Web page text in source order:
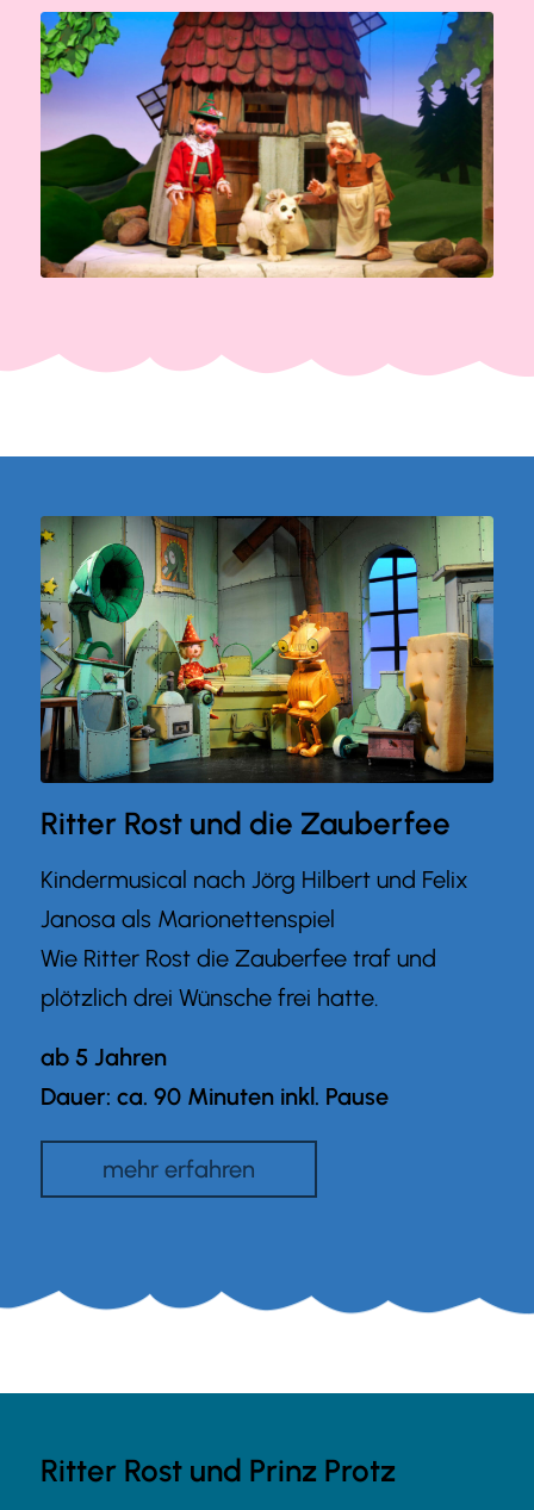
Ritter Rost und die Zauberfee
Kindermusical nach Jörg Hilbert und Felix
Janosa als Marionettenspiel
Wie Ritter Rost die Zauberfee traf und
plötzlich drei Wünsche frei hatte.
ab 5 Jahren
Dauer: ca. 90 Minuten inkl. Pause
mehr erfahren
Ritter Rost und Prinz Protz